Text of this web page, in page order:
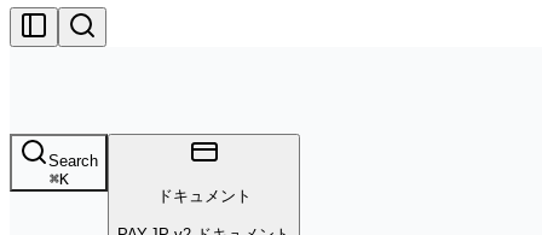
Search
⌘K
ドキュメント